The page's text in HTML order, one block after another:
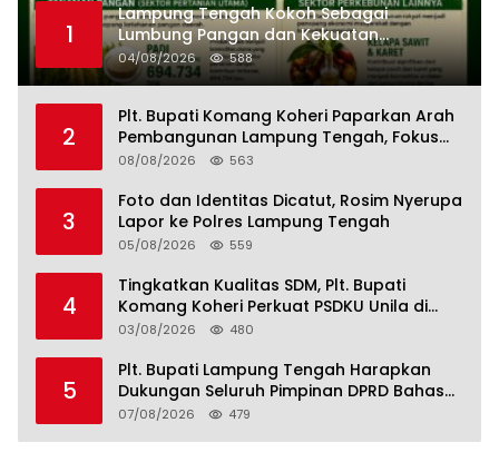
1
Lampung Tengah Kokoh Sebagai
Lumbung Pangan dan Kekuatan
Perkebunan Lampung, Komang Koheri:
Kemandirian Pangan adalah Fondasi
04/08/2026 588
2
Plt. Bupati Komang Koheri Paparkan Arah
Pembangunan Lampung Tengah, Fokus
pada SDM, Ekonomi, Infrastruktur dan
08/08/2026 563
3
Foto dan Identitas Dicatut, Rosim Nyerupa
Lapor ke Polres Lampung Tengah
05/08/2026 559
4
Tingkatkan Kualitas SDM, Plt. Bupati
Komang Koheri Perkuat PSDKU Unila di
Lampung Tengah
03/08/2026 480
5
Plt. Bupati Lampung Tengah Harapkan
Dukungan Seluruh Pimpinan DPRD Bahas
RKUA-PPAS APBD Tahun 2027
07/08/2026 479